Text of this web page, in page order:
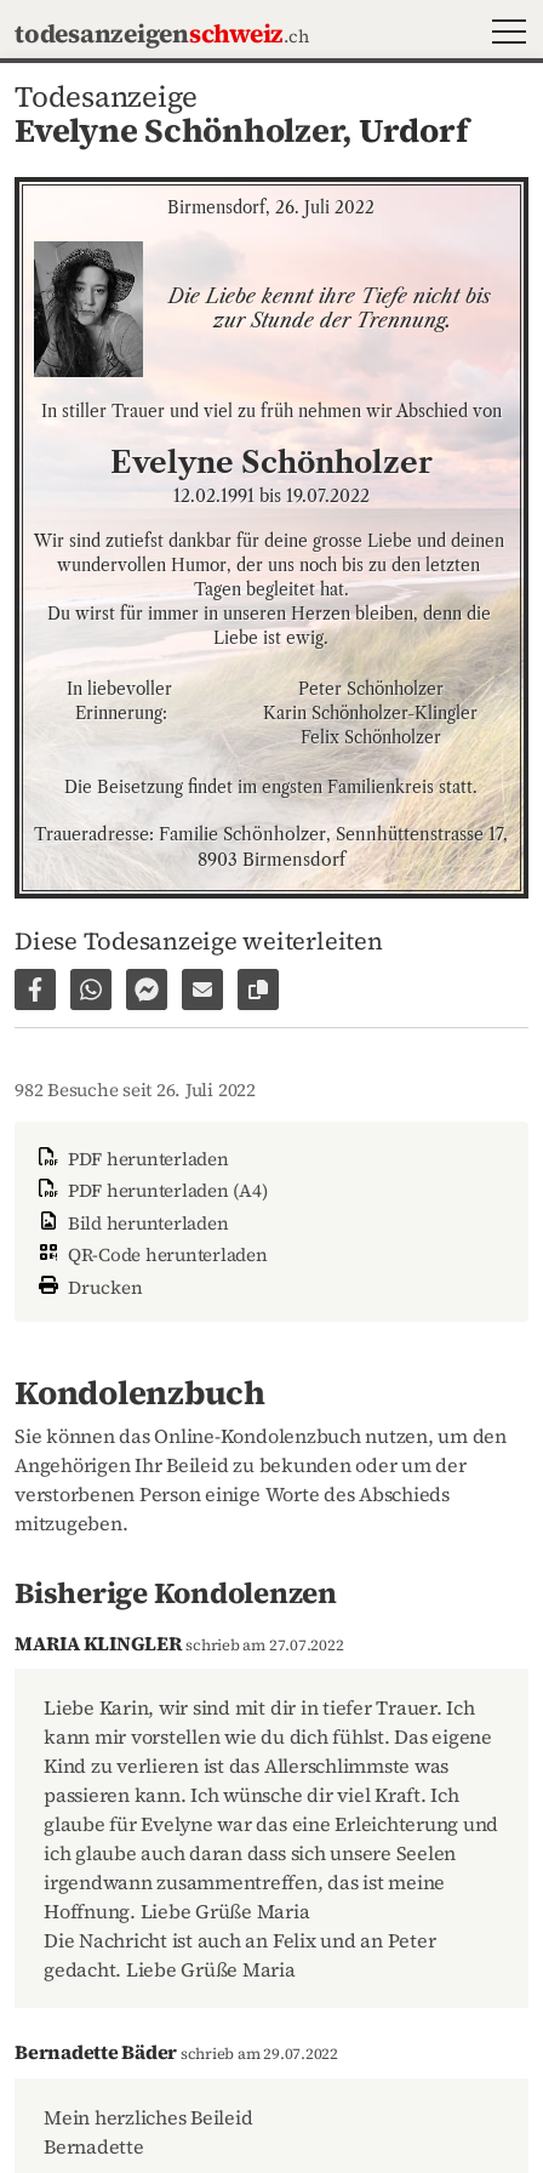
todesanzeigenschweiz.ch
Todesanzeige
Evelyne Schönholzer,Urdorf
Birmensdorf, 26. Juli 2022
Die Liebe kennt ihre Tiefe nicht bis
zur Stunde der Trennung.
In stiller Trauer und viel zu früh nehmen wir Abschied von
Evelyne Schönholzer
12.02.1991 bis 19.07.2022
Wir sind zutiefst dankbar für deine grosse Liebe und deinen
wundervollen Humor, der uns noch bis zu den letzten
Tagen begleitet hat.
Du wirst für immer in unseren Herzen bleiben, denn die
Liebe ist ewig.
In liebevoller
Erinnerung:
Peter Schönholzer
Karin Schönholzer-Klingler
Felix Schönholzer
Die Beisetzung findet im engsten Familienkreis statt.
Traueradresse: Familie Schönholzer, Sennhüttenstrasse 17,
8903 Birmensdorf
Diese Todesanzeige weiterleiten
Auf Facebook teilen
Per WhatsApp weiterleiten
Per Facebook Messenger weiterleiten
Per E-Mail versenden
Link zur Seite kopieren
982 Besuche seit 26. Juli 2022
PDF herunterladen
PDF herunterladen (A4)
Bild herunterladen
QR-Code herunterladen
Drucken
Kondolenzbuch
Sie können das Online-Kondolenzbuch nutzen, um den
Angehörigen Ihr Beileid zu bekunden oder um der
verstorbenen Person einige Worte des Abschieds
mitzugeben.
Bisherige Kondolenzen
MARIA KLINGLERschrieb am 27.07.2022
Liebe Karin, wir sind mit dir in tiefer Trauer. Ich
kann mir vorstellen wie du dich fühlst. Das eigene
Kind zu verlieren ist das Allerschlimmste was
passieren kann. Ich wünsche dir viel Kraft. Ich
glaube für Evelyne war das eine Erleichterung und
ich glaube auch daran dass sich unsere Seelen
irgendwann zusammentreffen, das ist meine
Hoffnung. Liebe Grüße Maria
Die Nachricht ist auch an Felix und an Peter
gedacht. Liebe Grüße Maria
Bernadette Bäderschrieb am 29.07.2022
Mein herzliches Beileid
Bernadette